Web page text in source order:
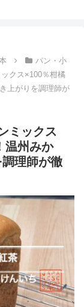
パン・小
クス×100％柑橘
上がりを調理師が
ミックス
温州みか
理師が徹